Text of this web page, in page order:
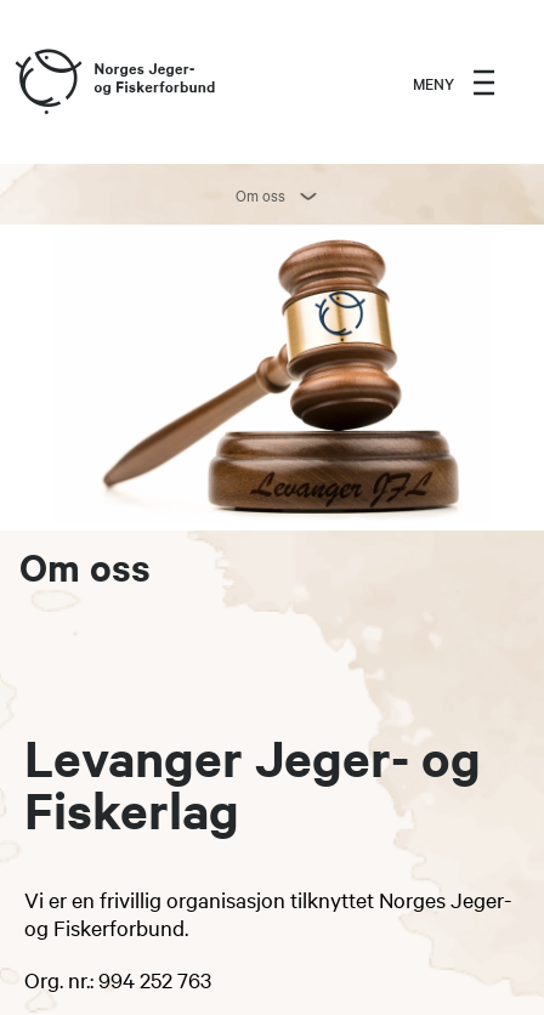
MENY
Om oss
Om oss
Levanger Jeger- og
Fiskerlag
Vi er en frivillig organisasjon tilknyttet Norges Jeger-
og Fiskerforbund.
Org. nr.: 994 252 763